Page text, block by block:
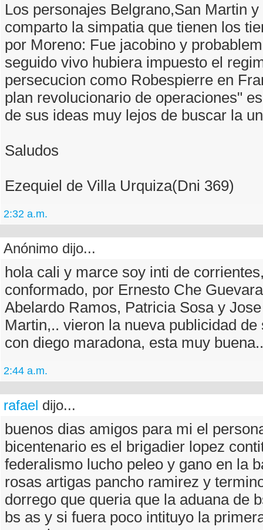
Los personajes Belgrano,San Martin
comparto la simpatia que tienen los
por Moreno: Fue jacobino y
seguido vivo hubiera impuesto el
persecucion como Robespierre en
plan revolucionario de operaciones"
de sus ideas muy lejos de buscar la
Saludos
Ezequiel de Villa Urquiza(Dni 369)
2:32 a.m.
Anónimo dijo...
hola cali y marce soy inti de
conformado, por Ernesto Che
Abelardo Ramos, Patricia Sosa y
Martin,.. vieron la nueva publicidad
con diego maradona, esta muy
2:44 a.m.
rafael dijo...
buenos dias amigos para mi el
bicentenario es el brigadier lopez
federalismo lucho peleo y gano en la
rosas artigas pancho ramirez y
dorrego que queria que la aduana de
bs as y si fuera poco intituyo la